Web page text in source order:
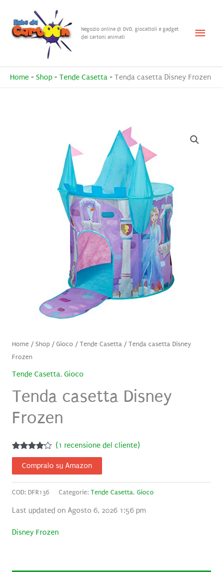
contenuto
Negozio online di DVD, giocattoli e gadget
dei cartoni animati
Menu
Home - Shop - Tende Casetta - Tenda casetta Disney Frozen
Home/ Shop/Gioco /Tende Casetta/ Tenda casetta Disney
Frozen
Tende Casetta, Gioco
Tenda casetta Disney
Frozen
Valutato
4.00su
1
(1 recensione del cliente)
Compralo su Amazon
COD: DFR136 Categorie: Tende Casetta, Gioco
Last updated on Agosto 6, 2026 1:56 pm
Disney Frozen